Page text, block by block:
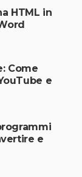
HTML in
Come
e
e